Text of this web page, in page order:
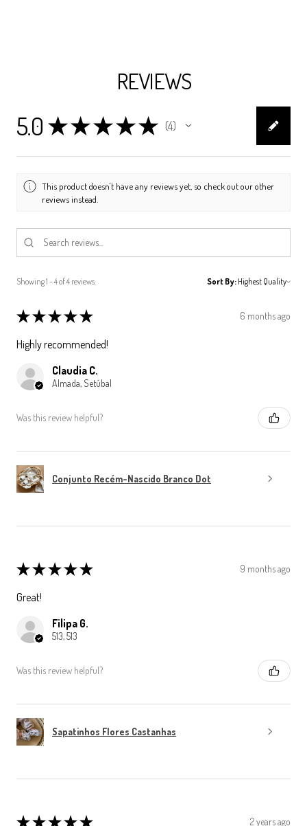
REVIEWS
5.0 ★★★★★ 4
4
This product doesn't have any reviews yet, so check out our other
reviews instead.
Showing 1 - 4 of 4 reviews. Sort By:
★★★★★ 6 months ago
Highly recommended!
Claudia C.
Almada, Setúbal
Was this review helpful?
Conjunto Recém-Nascido Branco Dot
★★★★★ 9 months ago
Great!
Filipa G.
513, 513
Was this review helpful?
Sapatinhos Flores Castanhas
★★★★★ 2 years ago